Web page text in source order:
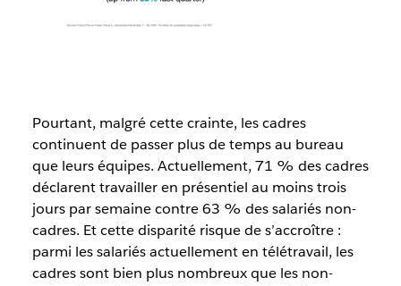
Pourtant, malgré cette crainte, les cadres
continuent de passer plus de temps au bureau
que leurs équipes. Actuellement, 71 % des cadres
déclarent travailler en présentiel au moins trois
jours par semaine contre 63 % des salariés non-
cadres. Et cette disparité risque de s’accroître :
parmi les salariés actuellement en télétravail, les
cadres sont bien plus nombreux que les non-